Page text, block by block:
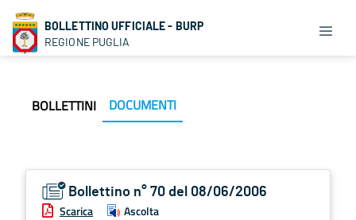
BOLLETTINO UFFICIALE - BURP
REGIONE PUGLIA
BOLLETTINI DOCUMENTI
Bollettino n° 70 del 08/06/2006
Scarica Ascolta